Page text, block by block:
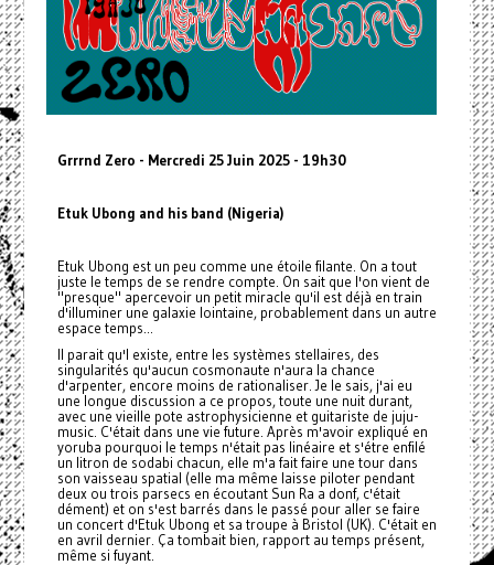
Grrrnd Zero - Mercredi 25 Juin 2025 - 19h30
Etuk Ubong and his band (Nigeria)
Etuk Ubong est un peu comme une étoile filante. On a tout
juste le temps de se rendre compte. On sait que l'on vient de
"presque" apercevoir un petit miracle qu'il est déjà en train
d'illuminer une galaxie lointaine, probablement dans un autre
espace temps...
Il parait qu'l existe, entre les systèmes stellaires, des
singularités qu'aucun cosmonaute n'aura la chance
d'arpenter, encore moins de rationaliser. Je le sais, j'ai eu
une longue discussion a ce propos, toute une nuit durant,
avec une vieille pote astrophysicienne et guitariste de juju-
music. C'était dans une vie future. Après m'avoir expliqué en
yoruba pourquoi le temps n'était pas linéaire et s'étre enfilé
un litron de sodabi chacun, elle m'a fait faire une tour dans
son vaisseau spatial (elle ma même laisse piloter pendant
deux ou trois parsecs en écoutant Sun Ra a donf, c'était
dément) et on s'est barrés dans le passé pour aller se faire
un concert d'Etuk Ubong et sa troupe à Bristol (UK). C'était en
en avril dernier. Ça tombait bien, rapport au temps présent,
même si fuyant.